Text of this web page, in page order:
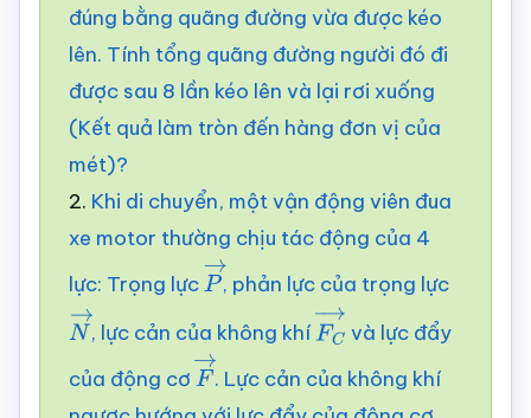
đúng bằng quãng đường vừa được kéo
lên. Tính tổng quãng đường người đó đi
được sau 8 lần kéo lên và lại rơi xuống
(Kết quả làm tròn đến hàng đơn vị của
mét)?
2. Khi di chuyển, một vận động viên đua
xe motor thường chịu tác động của 4
lực: Trọng lựcP→
, phản lực của trọng lực
N→, lực cản của không khíFC→và lực đẩy
của động cơ F→. Lực cản của không khí